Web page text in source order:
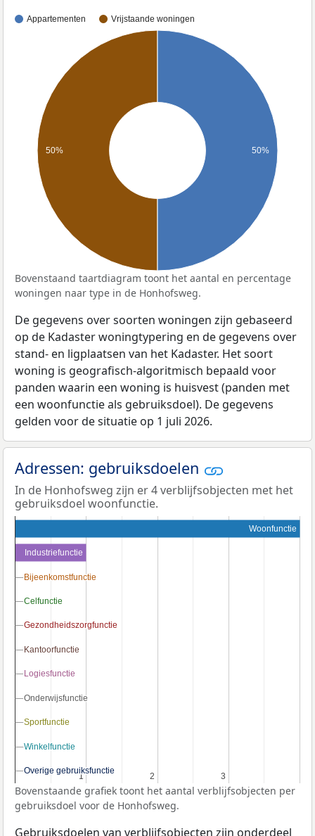
Appartementen Vrijstaande woningen
50% 50%
Bovenstaand taartdiagram toont het aantal en percentage
woningen naar type in de Honhofsweg.
De gegevens over soorten woningen zijn gebaseerd
op de Kadaster woningtypering en de gegevens over
stand- en ligplaatsen van het Kadaster. Het soort
woning is geografisch-algoritmisch bepaald voor
panden waarin een woning is huisvest (panden met
een woonfunctie als gebruiksdoel). De gegevens
gelden voor de situatie op 1 juli 2026.
Adressen: gebruiksdoelen
In de Honhofsweg zijn er 4 verblijfsobjecten met het
gebruiksdoel woonfunctie.
1
1 2
2 3
3
Woonfunctie
Industriefunctie
Bijeenkomstfunctie
Bijeenkomstfunctie
Celfunctie
Celfunctie
Gezondheidszorgfunctie
Gezondheidszorgfunctie
Kantoorfunctie
Kantoorfunctie
Logiesfunctie
Logiesfunctie
Onderwijsfunctie
Onderwijsfunctie
Sportfunctie
Sportfunctie
Winkelfunctie
Winkelfunctie
Overige gebruiksfunctie
Overige gebruiksfunctie
Bovenstaande grafiek toont het aantal verblijfsobjecten per
gebruiksdoel voor de Honhofsweg.
Gebruiksdoelen van verblijfsobjecten zijn onderdeel